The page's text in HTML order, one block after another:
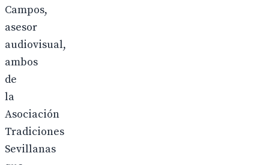
Campos,
asesor
audiovisual,
ambos
de
la
Asociación
Tradiciones
Sevillanas